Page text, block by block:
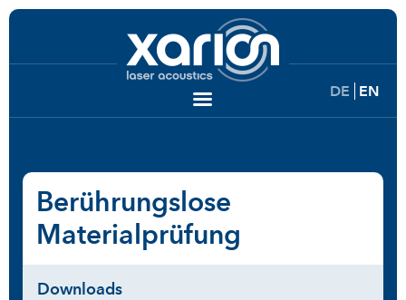
DE EN
Berührungslose
Materialprüfung
Downloads